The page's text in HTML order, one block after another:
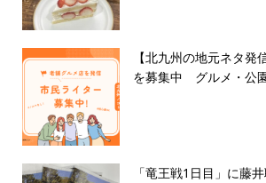
【北九州の地元ネタ発
を募集中 グルメ・公
「竜王戦1日目」に藤